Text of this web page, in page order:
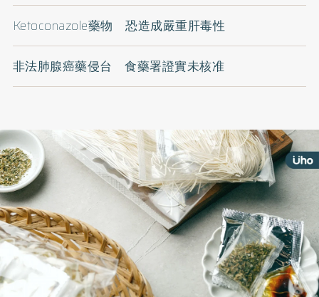
Ketoconazole藥物 恐造成嚴重肝毒性
非法肺腺癌藥侵台 食藥署證實未核准